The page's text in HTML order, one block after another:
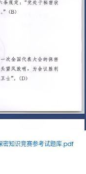
密知识竞赛参考试题库.pdf